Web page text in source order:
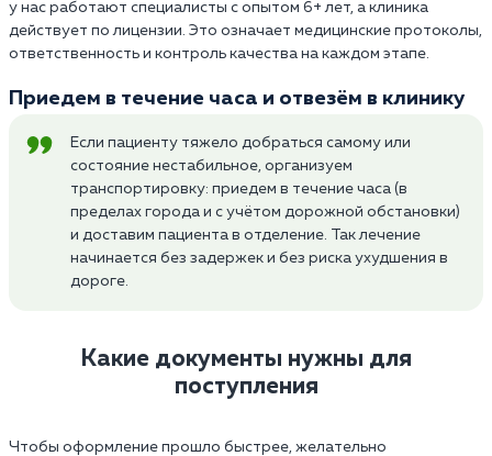
у нас работают специалисты с опытом 6+ лет, а клиника
действует по лицензии. Это означает медицинские протоколы,
ответственность и контроль качества на каждом этапе.
Приедем в течение часа и отвезём в клинику
Если пациенту тяжело добраться самому или
состояние нестабильное, организуем
транспортировку: приедем в течение часа (в
пределах города и с учётом дорожной обстановки)
и доставим пациента в отделение. Так лечение
начинается без задержек и без риска ухудшения в
дороге.
Какие документы нужны для
поступления
Чтобы оформление прошло быстрее, желательно